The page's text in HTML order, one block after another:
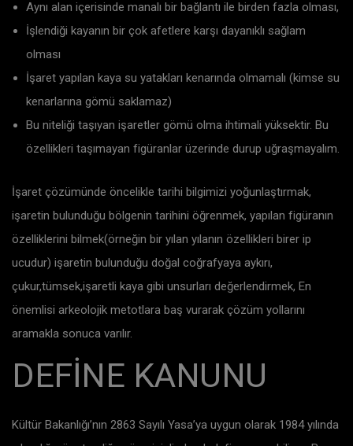
Aynı alan içerisinde manalı bir bağlantı ile birden fazla olması,
İşlendiği kayanın bir çok afetlere karşı dayanıklı sağlam
olması
İşaret yapılan kaya su yatakları kenarında olmamalı (kimse su
kenarlarına gömü saklamaz)
Bu niteliği taşıyan işaretler gömü olma ihtimali yüksektir. Bu
özellikleri taşımayan figüranlar üzerinde durup uğraşmayalım.
İşaret çözümünde öncelikle tarihi bilgimizi yoğunlaştırmak,
işaretin bulunduğu bölgenin tarihini öğrenmek, yapılan figüranın
özelliklerini bilmek(örneğin bir yılan yılanın özellikleri birer ip
ucudur) işaretin bulunduğu doğal coğrafyaya aykırı,
çukur,tümsek,işaretli kaya gibi unsurları değerlendirmek, En
önemlisi arkeolojik metotlara baş vurarak çözüm yollarını
aramakla sonuca varılır.
DEFİNE KANUNU
Kültür Bakanlığı’nın 2863 Sayılı Yasa’ya uygun olarak 1984 yılında